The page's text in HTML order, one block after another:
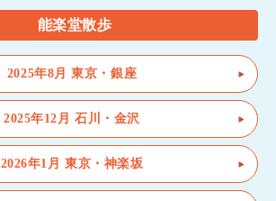
能楽堂散歩
2025年8月 東京・銀座
2025年12月 石川・金沢
2026年1月 東京・神楽坂